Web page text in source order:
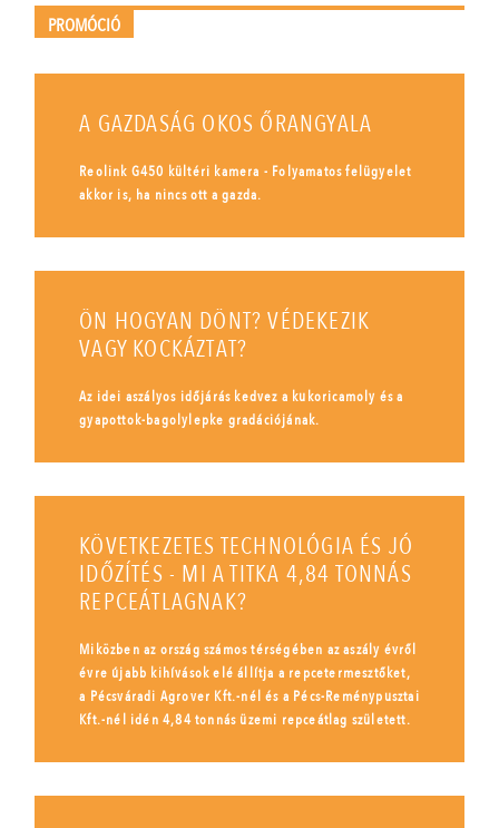
PROMÓCIÓ
A GAZDASÁG OKOS ŐRANGYALA
Reolink G450 kültéri kamera - Folyamatos felügyelet
akkor is, ha nincs ott a gazda.
ÖN HOGYAN DÖNT? VÉDEKEZIK
VAGY KOCKÁZTAT?
Az idei aszályos időjárás kedvez a kukoricamoly és a
gyapottok-bagolylepke gradációjának.
KÖVETKEZETES TECHNOLÓGIA ÉS JÓ
IDŐZÍTÉS - MI A TITKA 4,84 TONNÁS
REPCEÁTLAGNAK?
Miközben az ország számos térségében az aszály évről
évre újabb kihívások elé állítja a repcetermesztőket,
a Pécsváradi Agrover Kft.-nél és a Pécs-Reménypusztai
Kft.-nél idén 4,84 tonnás üzemi repceátlag született.